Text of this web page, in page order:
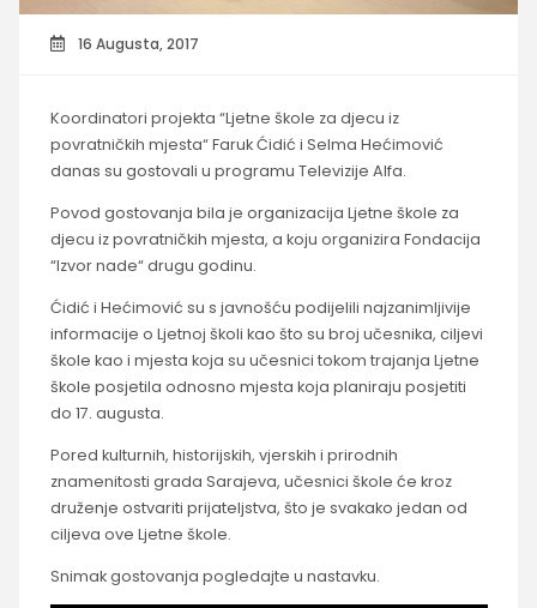
16 Augusta, 2017
Koordinatori projekta “Ljetne škole za djecu iz
povratničkih mjesta“ Faruk Ćidić i Selma Hećimović
danas su gostovali u programu Televizije Alfa.
Povod gostovanja bila je organizacija Ljetne škole za
djecu iz povratničkih mjesta, a koju organizira Fondacija
“Izvor nade“ drugu godinu.
Ćidić i Hećimović su s javnošću podijelili najzanimljivije
informacije o Ljetnoj školi kao što su broj učesnika, ciljevi
škole kao i mjesta koja su učesnici tokom trajanja Ljetne
škole posjetila odnosno mjesta koja planiraju posjetiti
do 17. augusta.
Pored kulturnih, historijskih, vjerskih i prirodnih
znamenitosti grada Sarajeva, učesnici škole će kroz
druženje ostvariti prijateljstva, što je svakako jedan od
ciljeva ove Ljetne škole.
Snimak gostovanja pogledajte u nastavku.